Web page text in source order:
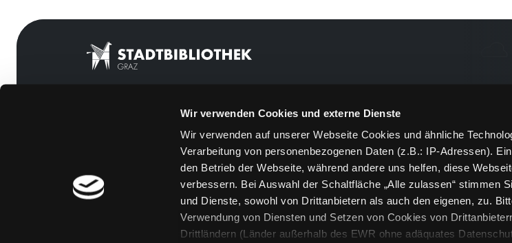
Wir verwenden Cookies und externe Dienste
Wir verwenden auf unserer Webseite Cookies und ähnliche
Verarbeitung von personenbezogenen Daten (z.B.: IP-Adressen).
den Betrieb der Webseite, während andere uns helfen, diese
verbessern. Bei Auswahl der Schaltfläche „Alle zulassen“ stimmen
und Dienste, sowohl von Drittanbietern als auch den eigenen, zu.
Verwendung von Diensten und Setzen von Cookies von
Drittländern (Länder außerhalb des EWR ohne adäquates
[kju:b]
Feedback
Kontakt
Über uns
Jobs
Medienwunsch
FAQs